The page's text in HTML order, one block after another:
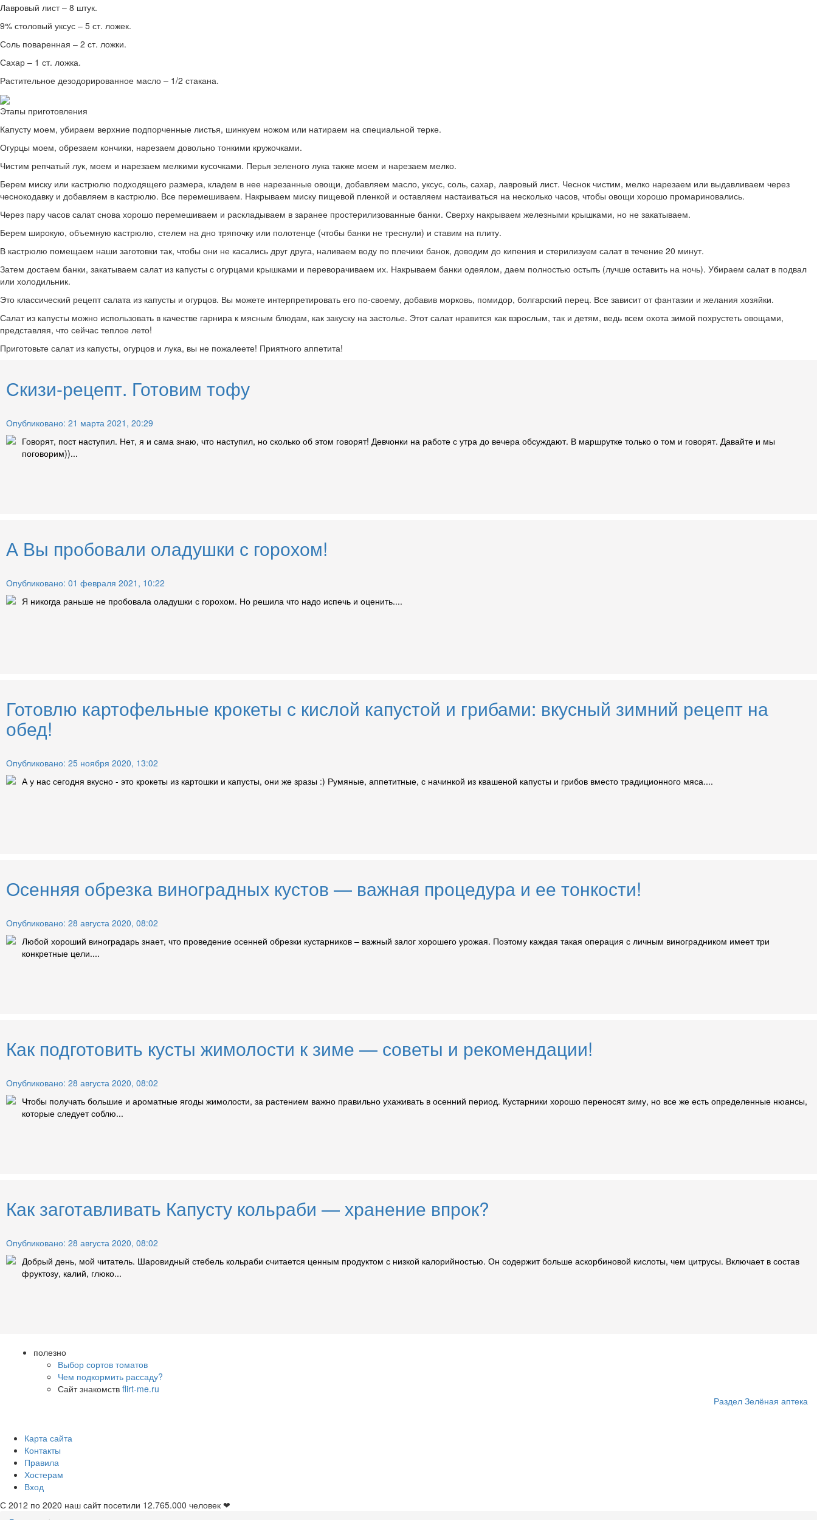
Лавровый лист – 8 штук.
9% столовый уксус – 5 ст. ложек.
Соль поваренная – 2 ст. ложки.
Сахар – 1 ст. ложка.
Растительное дезодорированное масло – 1/2 стакана.
Этапы приготовления
Капусту моем, убираем верхние подпорченные листья, шинкуем ножом или натираем на специальной терке.
Огурцы моем, обрезаем кончики, нарезаем довольно тонкими кружочками.
Чистим репчатый лук, моем и нарезаем мелкими кусочками. Перья зеленого лука также моем и нарезаем мелко.
Берем миску или кастрюлю подходящего размера, кладем в нее нарезанные овощи, добавляем масло, уксус, соль, сахар, лавровый лист. Чеснок чистим, мелко нарезаем или выдавливаем через
чеснокодавку и добавляем в кастрюлю. Все перемешиваем. Накрываем миску пищевой пленкой и оставляем настаиваться на несколько часов, чтобы овощи хорошо промариновались.
Через пару часов салат снова хорошо перемешиваем и раскладываем в заранее простерилизованные банки. Сверху накрываем железными крышками, но не закатываем.
Берем широкую, объемную кастрюлю, стелем на дно тряпочку или полотенце (чтобы банки не треснули) и ставим на плиту.
В кастрюлю помещаем наши заготовки так, чтобы они не касались друг друга, наливаем воду по плечики банок, доводим до кипения и стерилизуем салат в течение 20 минут.
Затем достаем банки, закатываем салат из капусты с огурцами крышками и переворачиваем их. Накрываем банки одеялом, даем полностью остыть (лучше оставить на ночь). Убираем салат в подвал
или холодильник.
Это классический рецепт салата из капусты и огурцов. Вы можете интерпретировать его по-своему, добавив морковь, помидор, болгарский перец. Все зависит от фантазии и желания хозяйки.
Салат из капусты можно использовать в качестве гарнира к мясным блюдам, как закуску на застолье. Этот салат нравится как взрослым, так и детям, ведь всем охота зимой похрустеть овощами,
представляя, что сейчас теплое лето!
Приготовьте салат из капусты, огурцов и лука, вы не пожалеете! Приятного аппетита!
Скизи-рецепт. Готовим тофу
Опубликовано: 21 марта 2021, 20:29
Говорят, пост наступил. Нет, я и сама знаю, что наступил, но сколько об этом говорят! Девчонки на работе с утра до вечера обсуждают. В маршрутке только о том и говорят. Давайте и мы
поговорим))...
А Вы пробовали оладушки с горохом!
Опубликовано: 01 февраля 2021, 10:22
Я никогда раньше не пробовала оладушки с горохом. Но решила что надо испечь и оценить....
Готовлю картофельные крокеты с кислой капустой и грибами: вкусный зимний рецепт на
обед!
Опубликовано: 25 ноября 2020, 13:02
А у нас сегодня вкусно - это крокеты из картошки и капусты, они же зразы :) Румяные, аппетитные, с начинкой из квашеной капусты и грибов вместо традиционного мяса....
Осенняя обрезка виноградных кустов — важная процедура и ее тонкости!
Опубликовано: 28 августа 2020, 08:02
Любой хороший виноградарь знает, что проведение осенней обрезки кустарников – важный залог хорошего урожая. Поэтому каждая такая операция с личным виноградником имеет три
конкретные цели....
Как подготовить кусты жимолости к зиме — советы и рекомендации!
Опубликовано: 28 августа 2020, 08:02
Чтобы получать большие и ароматные ягоды жимолости, за растением важно правильно ухаживать в осенний период. Кустарники хорошо переносят зиму, но все же есть определенные нюансы,
которые следует соблю...
Как заготавливать Капусту кольраби — хранение впрок?
Опубликовано: 28 августа 2020, 08:02
Добрый день, мой читатель. Шаровидный стебель кольраби считается ценным продуктом с низкой калорийностью. Он содержит больше аскорбиновой кислоты, чем цитрусы. Включает в состав
фруктозу, калий, глюко...
полезно
Выбор сортов томатов
Чем подкормить рассаду?
Сайт знакомств flirt-me.ru
Раздел Зелёная аптека
Карта сайта
Контакты
Правила
Хостерам
Вход
С 2012 по 2020 наш сайт посетили 12.765.000 человек ❤